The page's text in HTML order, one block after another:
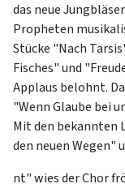
das neue
Propheten
Stücke "Nach
Fisches" und
Applaus belohnt.
"Wenn Glaube bei
Mit den bekannten
den neuen Wegen"
nt" wies der Chor